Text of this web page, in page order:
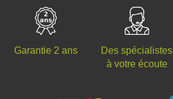
Garantie 2 ans
Des spécialistes
à votre écoute